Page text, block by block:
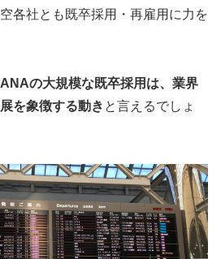
各社とも既卒採用・再雇用に力を
ANAの大規模な既卒採用は、業界
を象徴する動き と言えるでしょ